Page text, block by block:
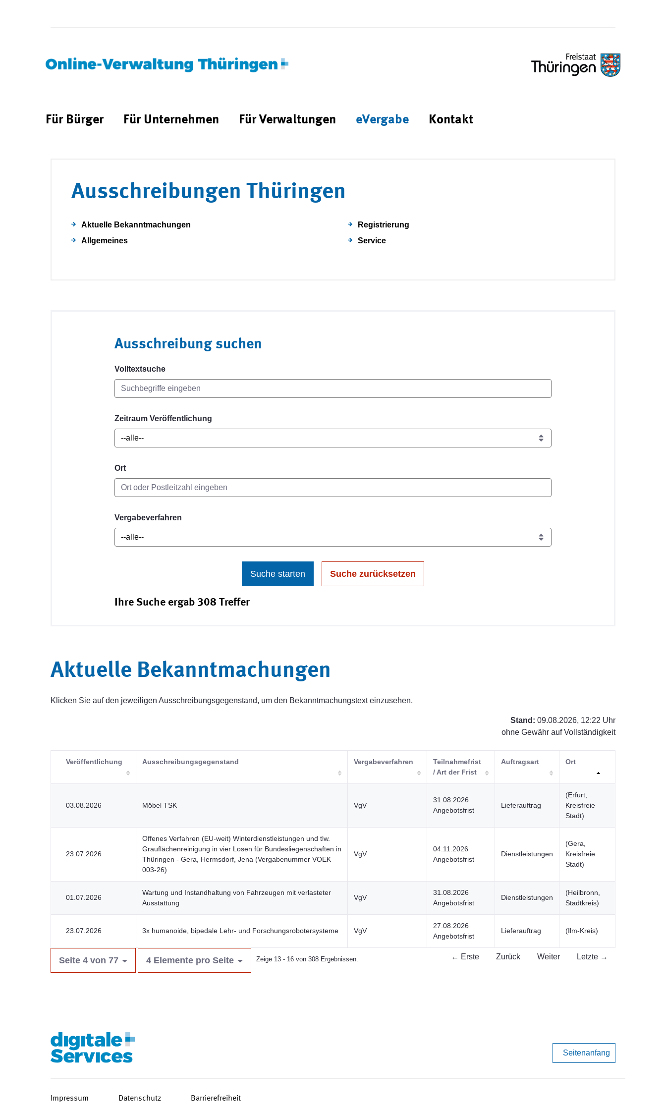
Für Bürger Für Unternehmen Für Verwaltungen eVergabe Kontakt
Ausschreibungen Thüringen
Aktuelle Bekanntmachungen
Allgemeines
Registrierung
Service
Ausschreibung suchen
Volltextsuche
Zeitraum Veröffentlichung
Ort
Vergabeverfahren
Suche starten Suche zurücksetzen
Ihre Suche ergab 308 Treffer
Aktuelle Bekanntmachungen
Klicken Sie auf den jeweiligen Ausschreibungsgegenstand, um den Bekanntmachungstext einzusehen.
Stand: 09.08.2026, 12:22 Uhr
ohne Gewähr auf Vollständigkeit
Veröffentlichung Ausschreibungsgegenstand Vergabeverfahren
Teilnahmefrist
/ Art der Frist
Auftragsart Ort
03.08.2026 Möbel TSK VgV
31.08.2026
Angebotsfrist
Lieferauftrag
(Erfurt,
Kreisfreie
Stadt)
23.07.2026
Offenes Verfahren (EU-weit) Winterdienstleistungen und tlw.
Grauflächenreinigung in vier Losen für Bundesliegenschaften in
Thüringen - Gera, Hermsdorf, Jena (Vergabenummer VOEK
003-26)
VgV
04.11.2026
Angebotsfrist
Dienstleistungen
(Gera,
Kreisfreie
Stadt)
01.07.2026
Wartung und Instandhaltung von Fahrzeugen mit verlasteter
Ausstattung
VgV
31.08.2026
Angebotsfrist
Dienstleistungen
(Heilbronn,
Stadtkreis)
23.07.2026 3x humanoide, bipedale Lehr- und Forschungsrobotersysteme VgV
27.08.2026
Angebotsfrist
Lieferauftrag (Ilm-Kreis)
Seite 4 von 77 4 Elemente pro Seite Zeige 13 - 16 von 308 Ergebnissen. ← Erste Zurück Weiter Letzte →
Seitenanfang
Impressum Datenschutz Barrierefreiheit